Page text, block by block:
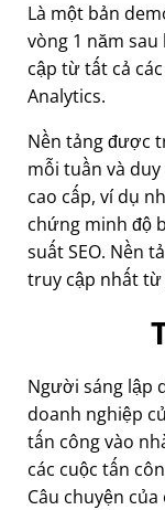
Là một bản
vòng 1 năm
cập từ tất cả
Analytics.
Nền tảng được
mỗi tuần và
cao cấp, ví dụ
chứng minh độ
suất SEO. Nền
truy cập nhất
Người sáng lập
doanh nghiệp
tấn công vào
các cuộc tấn
Câu chuyện